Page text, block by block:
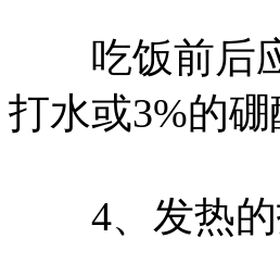
吃饭前后应
打水或3%的
4、发热的